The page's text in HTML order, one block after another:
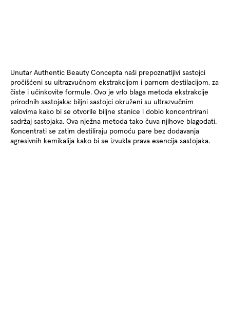
Unutar Authentic Beauty Concepta naši prepoznatljivi sastojci
pročišćeni su ultrazvučnom ekstrakcijom i parnom destilacijom, za
čiste i učinkovite formule. Ovo je vrlo blaga metoda ekstrakcije
prirodnih sastojaka: biljni sastojci okruženi su ultrazvučnim
valovima kako bi se otvorile biljne stanice i dobio koncentrirani
sadržaj sastojaka. Ova nježna metoda tako čuva njihove blagodati.
Koncentrati se zatim destiliraju pomoću pare bez dodavanja
agresivnih kemikalija kako bi se izvukla prava esencija sastojaka.